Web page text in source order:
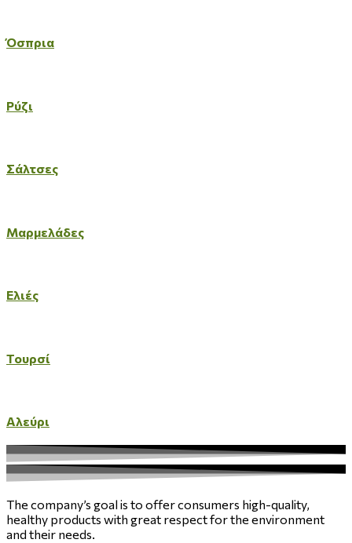
Όσπρια
Ρύζι
Σάλτσες
Μαρμελάδες
Ελιές
Τουρσί
Αλεύρι
The company’s goal is to offer consumers high-quality,
healthy products with great respect for the environment
and their needs.